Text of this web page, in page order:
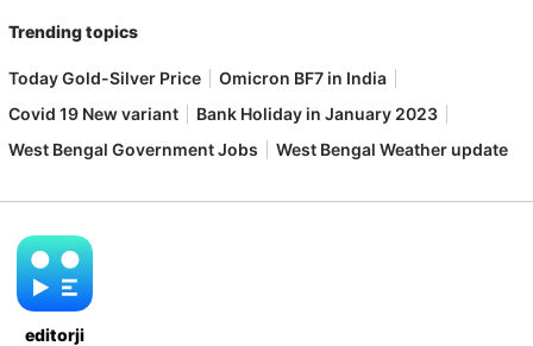
Trending topics
Today Gold-Silver Price
Omicron BF7 in India
Covid 19 New variant
Bank Holiday in January 2023
West Bengal Government Jobs
West Bengal Weather update
editorji